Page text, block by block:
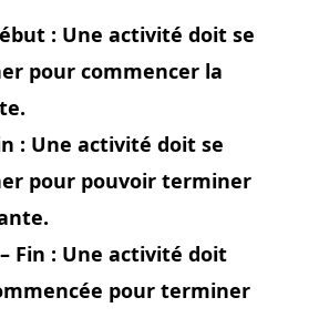
: Une activité doit se
pour commencer la
: Une activité doit se
pour pouvoir terminer
Fin : Une activité doit
pour terminer